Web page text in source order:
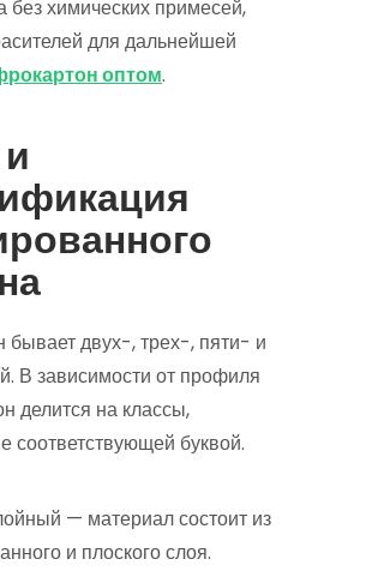
без химических примесей,
для дальнейшей
оптом.
бывает двух-, трех-, пяти- и
В зависимости от профиля
делится на классы,
соответствующей буквой.
— материал состоит из
и плоского слоя.